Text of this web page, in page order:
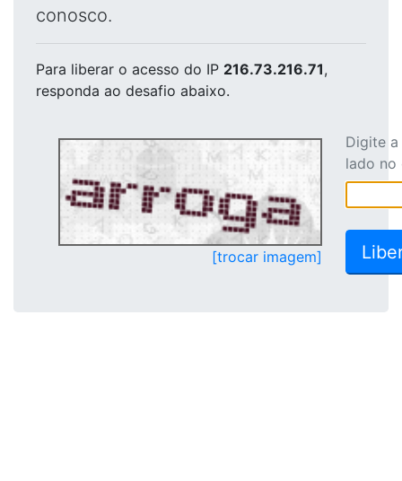
conosco.
Para liberar o acesso do IP 216.73.216.71,
responda ao desafio abaixo.
[trocar imagem]
Digite
lado no